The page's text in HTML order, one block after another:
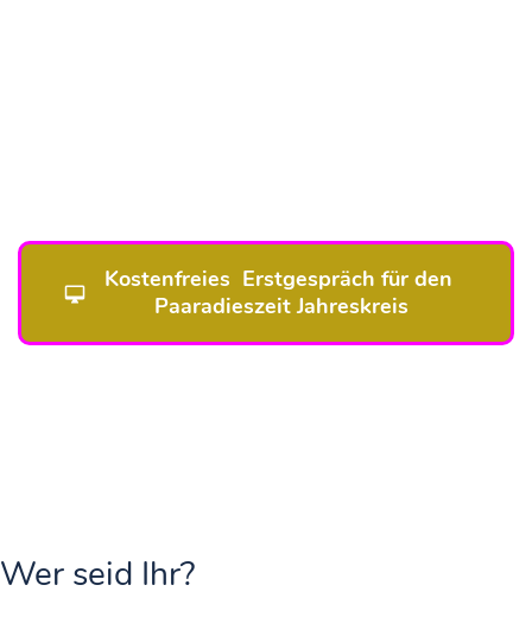
Kostenfreies  Erstgespräch für den
Paaradieszeit Jahreskreis
Wer seid Ihr?